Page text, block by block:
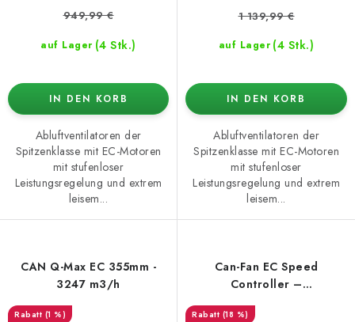
auf Lager (4 Stk.)
949,99 €
IN DEN KORB
Abluftventilatoren der
Spitzenklasse mit EC-Motoren
mit stufenloser
Leistungsregelung und extrem
leisem...
auf Lager (4 Stk.)
1 139,99 €
IN DEN KORB
Abluftventilatoren der
Spitzenklasse mit EC-Motoren
mit stufenloser
Leistungsregelung und extrem
leisem...
CAN Q-Max EC 355mm -
3247 m3/h
(1 %)
Can-Fan EC Speed
Controller –
Drehzahlregler
(18 %)